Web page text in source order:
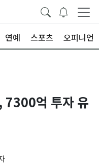
연예 스포츠 오피니언
7300억 투자 유